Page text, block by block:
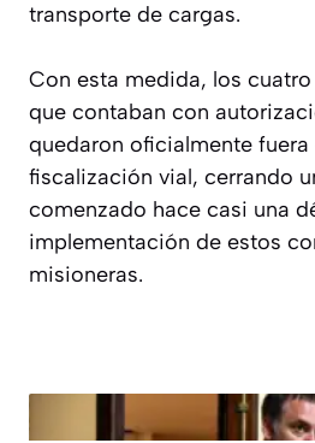
transporte de cargas.
Con esta medida, los
que contaban con
quedaron oficialmente
fiscalización vial, cerrando
comenzado hace casi una
implementación de estos
misioneras.